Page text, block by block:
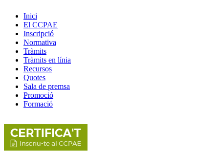
Inici
El CCPAE
Inscripció
Normativa
Tràmits
Tràmits en línia
Recursos
Quotes
Sala de premsa
Promoció
Formació